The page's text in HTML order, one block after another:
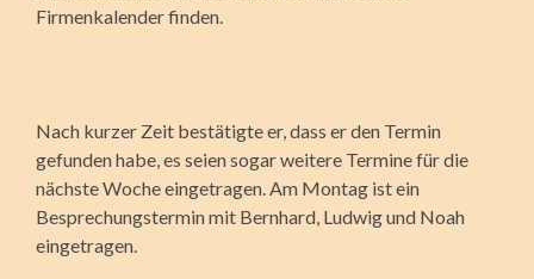
Firmenkalender finden.
Nach kurzer Zeit bestätigte er, dass er den Termin
gefunden habe, es seien sogar weitere Termine für die
nächste Woche eingetragen. Am Montag ist ein
Besprechungstermin mit Bernhard, Ludwig und Noah
eingetragen.